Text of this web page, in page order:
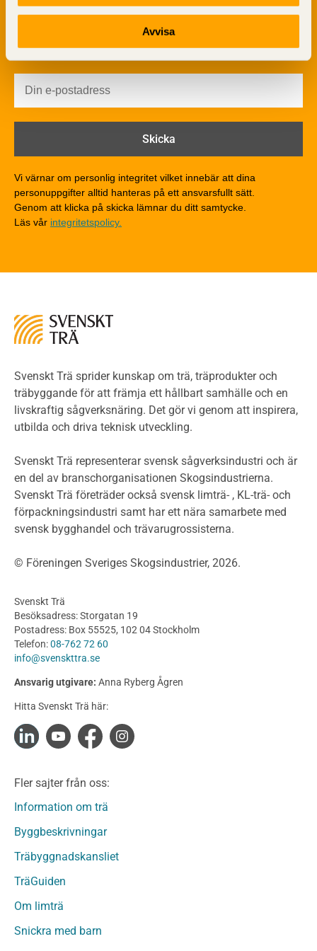
Avvisa
Värmeisolering och lufttäthet
Brandsäkerhet
Brandförlopp i byggnader
Brandklasser för material och konstruktioner
Träkonstruktioners brandmotstånd
Detaljlösningar
Träytors brandegenskaper
Tekniska byten med sprinkler
Riskvärdering i flervåningsbostadshus
Miljöeffekter
LCA
Miljödeklarationer och märkning
Termer och förkortningar
Planering
Klimatkalkylator hallar
Projektering av trähus - generellt
Byggsystem
Fasadsystem i skivmaterial
Bullerskärmar och andra utomhuskonstruktioner
Byggnation och utförande
Utförande
Produkter
Konstruktionsvirke
Konstruktionsvirke Behandlat
Konstruktionsvirke Fingerskarvat
Konstruktionsvirke Fingerskarvat Obehandlat
Limträ
Fanerträ
Fanerträ Obehandlat
Träpanel och Utvändig beklädnad Behandlat
Träpanel och utvändig beklädnad Obehandlat
Trägolv
Sågat virke
Vi värnar om personlig integritet vilket innebär att dina
personuppgifter alltid hanteras på ett ansvarsfullt sätt.
Genom att klicka på skicka lämnar du ditt samtycke.
Läs vår integritetspolicy.
Svenskt Trä sprider kunskap om trä, träprodukter och
träbyggande för att främja ett hållbart samhälle och en
livskraftig sågverksnäring. Det gör vi genom att inspirera,
utbilda och driva teknisk utveckling.
Svenskt Trä representerar svensk sågverksindustri och är
en del av branschorganisationen Skogsindustrierna.
Svenskt Trä företräder också svensk limträ- , KL-trä- och
förpackningsindustri samt har ett nära samarbete med
svensk bygghandel och trävarugrossisterna.
© Föreningen Sveriges Skogsindustrier, 2026.
Svenskt Trä
Besöksadress: Storgatan 19
Postadress: Box 55525, 102 04 Stockholm
Telefon:08-762 72 60
info@svenskttra.se
Ansvarig utgivare: Anna Ryberg Ågren
Hitta Svenskt Trä här:
Fler sajter från oss:
Information om trä
Byggbeskrivningar
Träbyggnadskansliet
TräGuiden
Om limträ
Snickra med barn